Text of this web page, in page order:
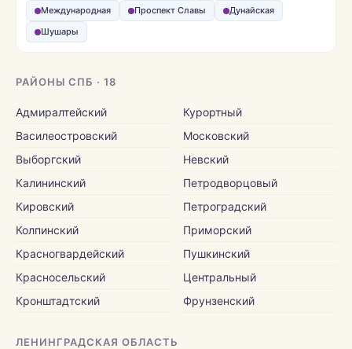
Международная
Проспект Славы
Дунайская
Шушары
РАЙОНЫ СПБ · 18
Адмиралтейский
Василеостровский
Выборгский
Калининский
Кировский
Колпинский
Красногвардейский
Красносельский
Кронштадтский
Курортный
Московский
Невский
Петродворцовый
Петроградский
Приморский
Пушкинский
Центральный
Фрунзенский
ЛЕНИНГРАДСКАЯ ОБЛАСТЬ